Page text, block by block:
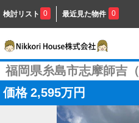
検討リスト 0 最近見た物件 0
福岡県糸島市志摩師吉（
価格 2,595万円